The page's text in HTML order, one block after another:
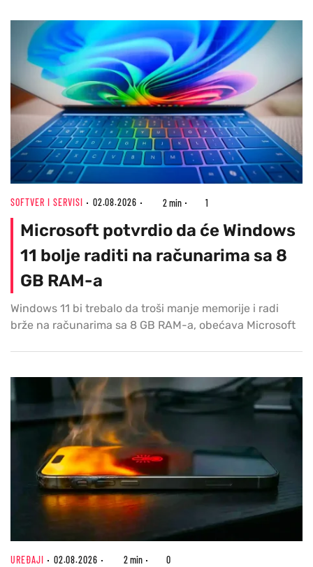
SOFTVER I SERVISI 02.08.2026 2 min 1
Microsoft potvrdio da će Windows
11 bolje raditi na računarima sa 8
GB RAM-a
Windows 11 bi trebalo da troši manje memorije i radi
brže na računarima sa 8 GB RAM-a, obećava Microsoft
UREĐAJI 02.08.2026 2 min 0